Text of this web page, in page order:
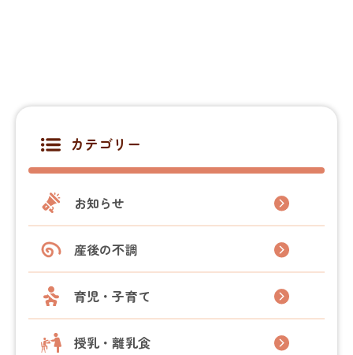
カテゴリー
お知らせ
産後の不調
育児・子育て
授乳・離乳食